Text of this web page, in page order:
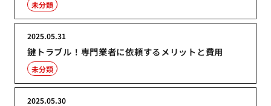
未分類
鍵トラブル！専門業者に依頼するメリットと費用
2025.05.31
未分類
2025.05.30